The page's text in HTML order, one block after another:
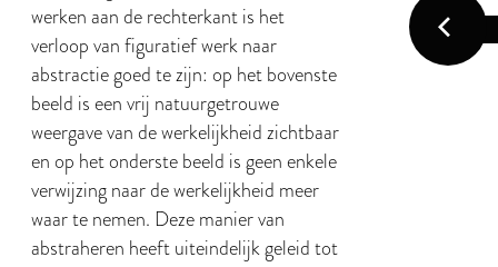
werken aan de rechterkant is het
verloop van figuratief werk naar
abstractie goed te zijn: op het bovenste
beeld is een vrij natuurgetrouwe
weergave van de werkelijkheid zichtbaar
en op het onderste beeld is geen enkele
verwijzing naar de werkelijkheid meer
waar te nemen. Deze manier van
abstraheren heeft uiteindelijk geleid tot